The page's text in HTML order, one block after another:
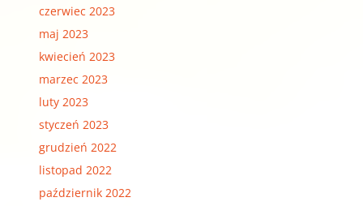
czerwiec 2023
maj 2023
kwiecień 2023
marzec 2023
luty 2023
styczeń 2023
grudzień 2022
listopad 2022
październik 2022